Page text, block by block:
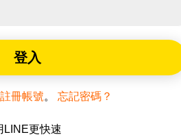
登入
註冊帳號。 忘記密碼？
LINE更快速